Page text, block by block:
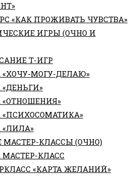
«КАК ПРОЖИВАТЬ ЧУВСТВА»
ИГРЫ (ОЧНО И
Т-ИГР
«ХОЧУ-МОГУ-ДЕЛАЮ»
«ДЕНЬГИ»
«ОТНОШЕНИЯ»
«ПСИХОСОМАТИКА»
«ЛИЛА»
МАСТЕР-КЛАССЫ (ОЧНО)
КЛАСС
«КАРТА ЖЕЛАНИЙ»